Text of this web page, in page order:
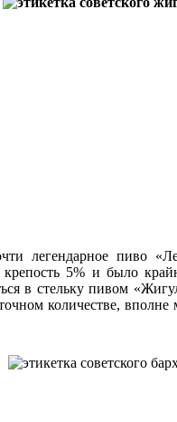
легендарное пиво
5% и было
в стельку пивом
количестве, вполне